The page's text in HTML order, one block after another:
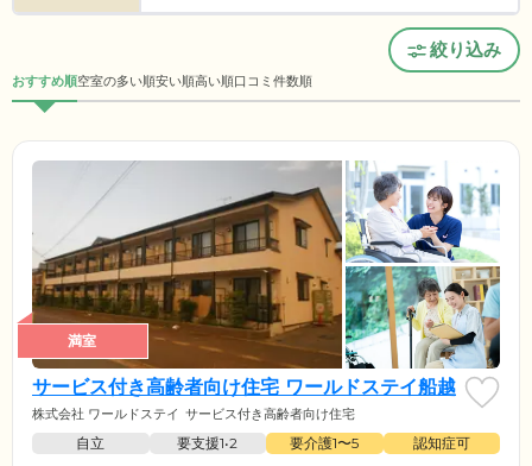
絞り込み
おすすめ順空室の多い順安い順高い順口コミ件数順
満室
サービス付き高齢者向け住宅 ワールドステイ船越
株式会社 ワールドステイ サービス付き高齢者向け住宅
自立 要支援1•2 要介護1〜5
認知症可